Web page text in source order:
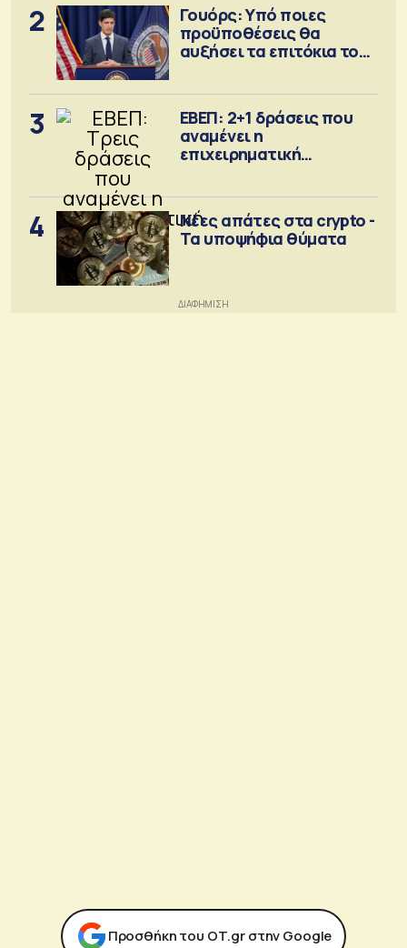
2
Γουόρς: Υπό ποιες
προϋποθέσεις θα
αυξήσει τα επιτόκια τον
3
ΕΒΕΠ: 2+1 δράσεις που
αναμένει η
επιχειρηματική
4
Νέες απάτες στα crypto -
Τα υποψήφια θύματα
Προσθήκη του ΟΤ.gr στην Google